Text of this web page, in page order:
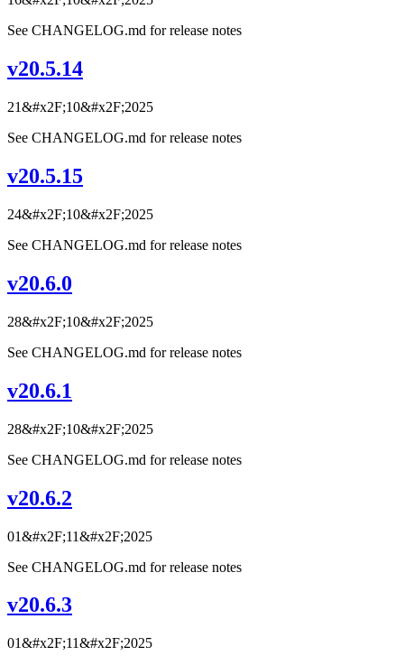
See CHANGELOG.md for release notes
v20.5.14
21&#x2F;10&#x2F;2025
See CHANGELOG.md for release notes
v20.5.15
24&#x2F;10&#x2F;2025
See CHANGELOG.md for release notes
v20.6.0
28&#x2F;10&#x2F;2025
See CHANGELOG.md for release notes
v20.6.1
28&#x2F;10&#x2F;2025
See CHANGELOG.md for release notes
v20.6.2
01&#x2F;11&#x2F;2025
See CHANGELOG.md for release notes
v20.6.3
01&#x2F;11&#x2F;2025